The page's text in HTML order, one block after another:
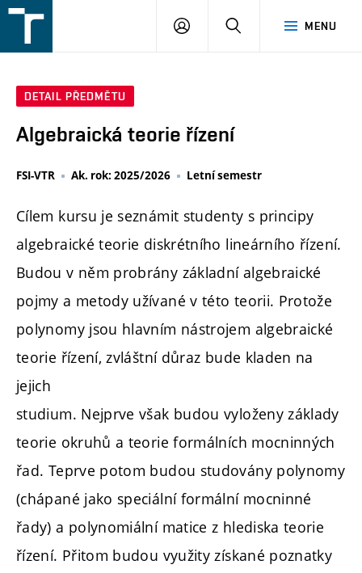
v
MENU
PŘIHLÁŠENÍ
DETAIL PŘEDMĚTU
Algebraická teorie řízení
FSI-VTR Ak. rok: 2025/2026 Letní semestr
Cílem kursu je seznámit studenty s principy
algebraické teorie diskrétního lineárního řízení.
Budou v něm probrány základní algebraické
pojmy a metody užívané v této teorii. Protože
polynomy jsou hlavním nástrojem algebraické
teorie řízení, zvláštní důraz bude kladen na
jejich
studium. Nejprve však budou vyloženy základy
teorie okruhů a teorie formálních mocninných
řad. Teprve potom budou studovány polynomy
(chápané jako speciální formální mocninné
řady) a polynomiální matice z hlediska teorie
řízení. Přitom budou využity získané poznatky